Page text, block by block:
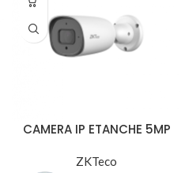
CAMERA IP ETANCHE 5MP
ZKTeco